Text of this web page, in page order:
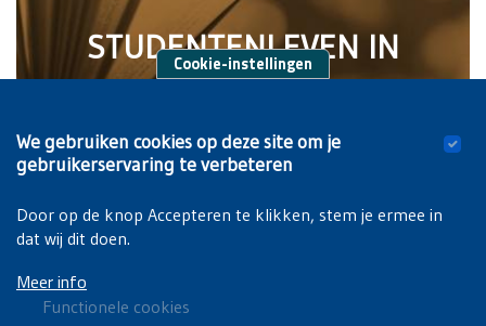
STUDENTENLEVEN IN
BRUSSEL
Cookie-instellingen
We gebruiken cookies op deze site om je
gebruikerservaring te verbeteren
Door op de knop Accepteren te klikken, stem je ermee in
dat wij dit doen.
Meer info
Functionele cookies